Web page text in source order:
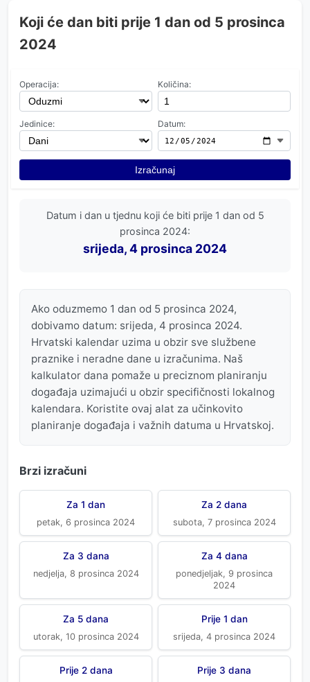
Koji će dan biti prije 1 dan od 5 prosinca
2024
Operacija: Količina:
Jedinice: Datum:
Izračunaj
Datum i dan u tjednu koji će biti prije 1 dan od 5
prosinca 2024:
srijeda, 4 prosinca 2024
Ako oduzmemo 1 dan od 5 prosinca 2024,
dobivamo datum: srijeda, 4 prosinca 2024.
Hrvatski kalendar uzima u obzir sve službene
praznike i neradne dane u izračunima. Naš
kalkulator dana pomaže u preciznom planiranju
događaja uzimajući u obzir specifičnosti lokalnog
kalendara. Koristite ovaj alat za učinkovito
planiranje događaja i važnih datuma u Hrvatskoj.
Brzi izračuni
Za 1 dan
petak, 6 prosinca 2024
Za 2 dana
subota, 7 prosinca 2024
Za 3 dana
nedjelja, 8 prosinca 2024
Za 4 dana
ponedjeljak, 9 prosinca
2024
Za 5 dana
utorak, 10 prosinca 2024
Prije 1 dan
srijeda, 4 prosinca 2024
Prije 2 dana Prije 3 dana